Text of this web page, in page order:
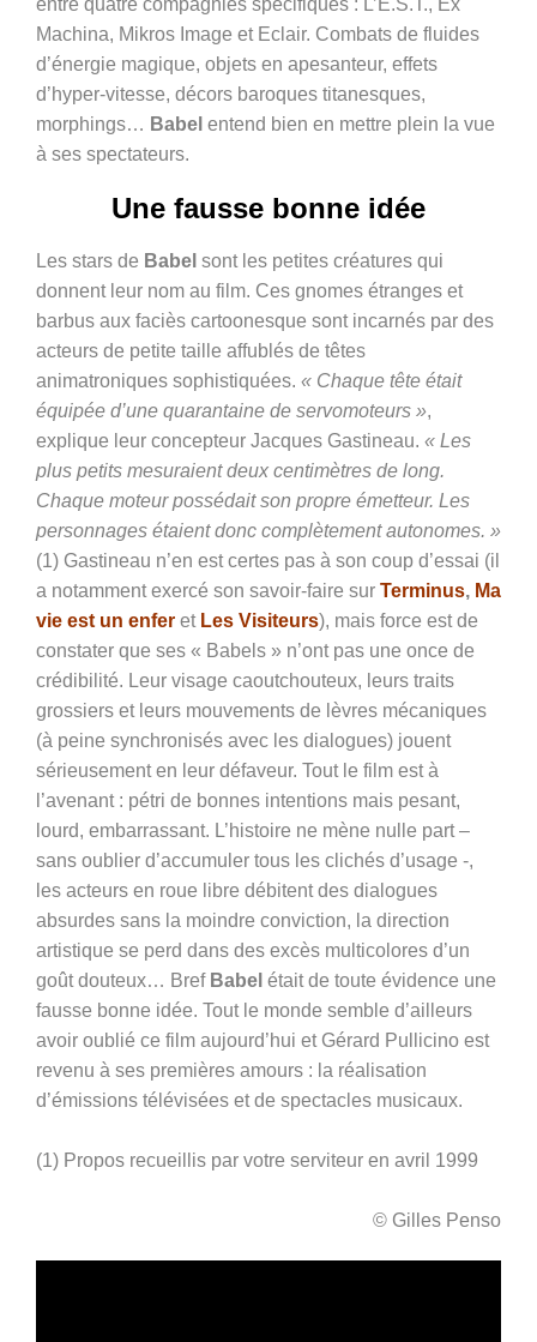
entre quatre compagnies spécifiques : L’E.S.T., Ex
Machina, Mikros Image et Eclair. Combats de fluides
d’énergie magique, objets en apesanteur, effets
d’hyper-vitesse, décors baroques titanesques,
morphings… Babel entend bien en mettre plein la vue
à ses spectateurs.
Une fausse bonne idée
Les stars de Babel sont les petites créatures qui
donnent leur nom au film. Ces gnomes étranges et
barbus aux faciès cartoonesque sont incarnés par des
acteurs de petite taille affublés de têtes
animatroniques sophistiquées. « Chaque tête était
équipée d’une quarantaine de servomoteurs »,
explique leur concepteur Jacques Gastineau. « Les
plus petits mesuraient deux centimètres de long.
Chaque moteur possédait son propre émetteur. Les
personnages étaient donc complètement autonomes. »
(1) Gastineau n’en est certes pas à son coup d’essai (il
a notamment exercé son savoir-faire sur Terminus, Ma
vie est un enfer et Les Visiteurs), mais force est de
constater que ses « Babels » n’ont pas une once de
crédibilité. Leur visage caoutchouteux, leurs traits
grossiers et leurs mouvements de lèvres mécaniques
(à peine synchronisés avec les dialogues) jouent
sérieusement en leur défaveur. Tout le film est à
l’avenant : pétri de bonnes intentions mais pesant,
lourd, embarrassant. L’histoire ne mène nulle part –
sans oublier d’accumuler tous les clichés d’usage -,
les acteurs en roue libre débitent des dialogues
absurdes sans la moindre conviction, la direction
artistique se perd dans des excès multicolores d’un
goût douteux… Bref Babel était de toute évidence une
fausse bonne idée. Tout le monde semble d’ailleurs
avoir oublié ce film aujourd’hui et Gérard Pullicino est
revenu à ses premières amours : la réalisation
d’émissions télévisées et de spectacles musicaux.
(1) Propos recueillis par votre serviteur en avril 1999
© Gilles Penso